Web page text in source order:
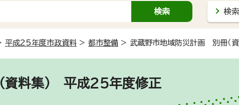
検
平成25年度市政資料 > 都市整備 > 武蔵野市地域防災計画 別冊（
資料集） 平成25年度修正